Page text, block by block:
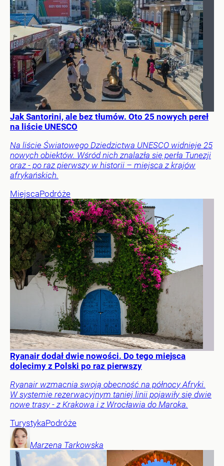
Jak Santorini, ale bez tłumów. Oto 25 nowych pereł
na liście UNESCO
Na liście Światowego Dziedzictwa UNESCO widnieje 25
nowych obiektów. Wśród nich znalazła się perła Tunezji
oraz - po raz pierwszy w historii – miejsca z krajów
afrykańskich.
MiejscaPodróże
Ryanair dodał dwie nowości. Do tego miejsca
dolecimy z Polski po raz pierwszy
Ryanair wzmacnia swoją obecność na północy Afryki.
W systemie rezerwacyjnym taniej linii pojawiły się dwie
nowe trasy - z Krakowa i z Wrocławia do Maroka.
TurystykaPodróże
Marzena Tarkowska